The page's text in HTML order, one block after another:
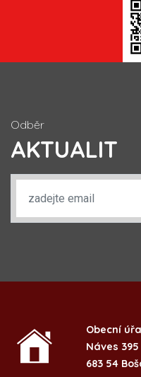
Odběr
AKTUALIT
Obecní
Náves 395
683 54